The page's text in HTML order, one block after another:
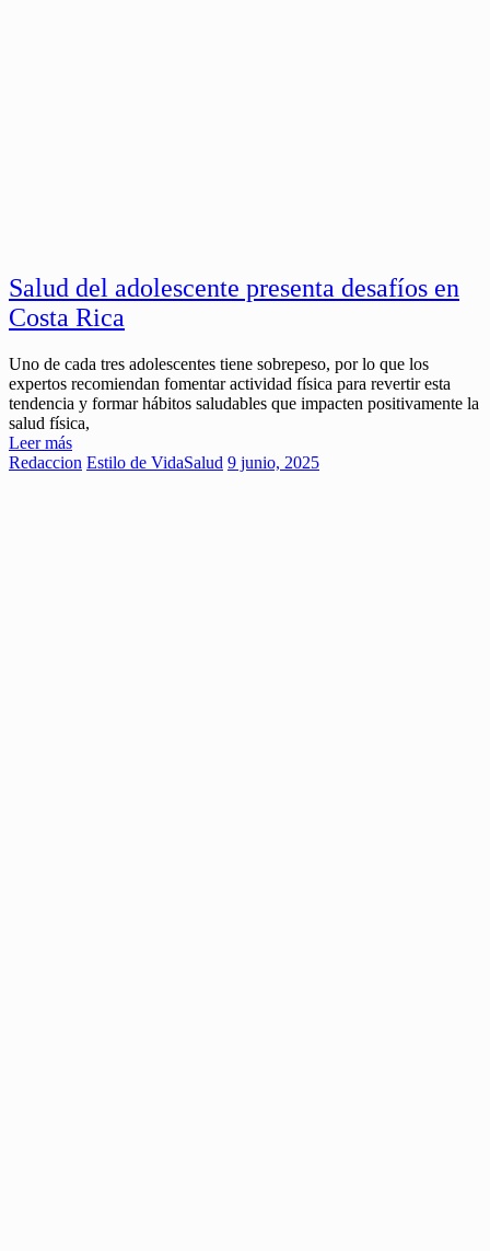
Salud del adolescente presenta desafíos en
Costa Rica
Uno de cada tres adolescentes tiene sobrepeso, por lo que los
expertos recomiendan fomentar actividad física para revertir esta
tendencia y formar hábitos saludables que impacten positivamente la
salud física,
Leer más
Redaccion Estilo de VidaSalud 9 junio, 2025